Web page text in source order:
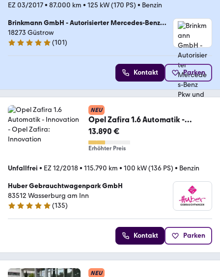
EZ 03/2017• 87.000 km • 125 kW (170 PS) • Benzin
Brinkmann GmbH - Autorisierter Mercedes-Benz
Pkw und Transporter Verkauf und Service
18273 Güstrow
4.9 Sterne
(101)
Kontakt Parken
NEU
Opel Zafira 1.6 Automatik -
Innovation
13.890 €
Erhöhter Preis
Unfallfrei • EZ 12/2018• 115.790 km • 100 kW (136 PS) • Benzin
Huber Gebrauchtwagenpark GmbH
83512 Wasserburg am Inn
5 Sterne
(135)
Kontakt Parken
NEU